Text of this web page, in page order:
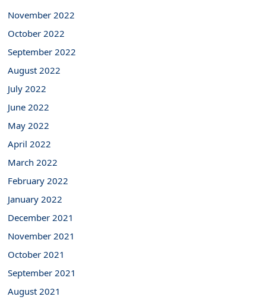
November 2022
October 2022
September 2022
August 2022
July 2022
June 2022
May 2022
April 2022
March 2022
February 2022
January 2022
December 2021
November 2021
October 2021
September 2021
August 2021